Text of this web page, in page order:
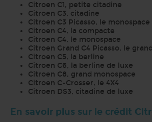
Citroen C1, petite citadine
Citroen C3, citadine
Citroen C3 Picasso, le
Citroen C4, la compacte
Citroen C4, le monospace
Citroen Grand C4 Picasso, le
Citroen C5, la berline
Citroen C6, la berline de luxe
Citroen C8, grand monospace
Citroen C-Crosser, le 4X4
Citroen DS3, citadine de luxe
En savoir plus sur le crédit